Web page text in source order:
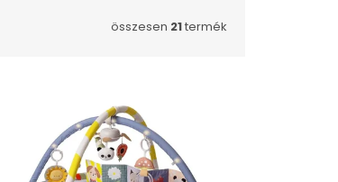
összesen 21termék